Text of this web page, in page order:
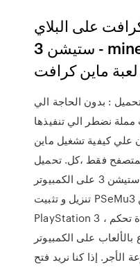
على البلاي
ستيشن 3 - minecraft for ps3
ماين كرافت
: بدون الحاجة الي
نضطر الي تنفيذها
علي كيفية تشغيل ماين
فقط ،كل. تحميل
برنامج لتشغيل العاب بلاي ستيشن 3 على الكمبيوتر
تنزيل و تثبيت PSeMu3 هو محاكي للألعاب من
PlayStation 3 ، وحدة تحكم Sony الشهيرة ، والتي
على الكمبيوتر
إذا كنا نريد فتح